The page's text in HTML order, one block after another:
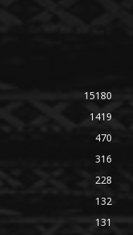
15180
1419
470
316
228
132
131